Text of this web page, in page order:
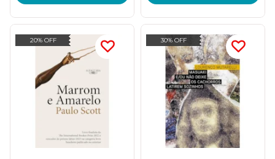
20% OFF 30% OFF